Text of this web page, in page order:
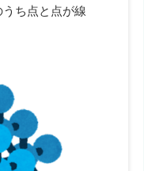
ち点と点が線